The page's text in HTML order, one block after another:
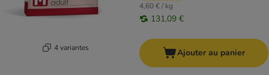
4 variantes
4,60 € / kg
131,09 €
Ajouter au panier